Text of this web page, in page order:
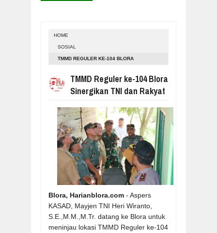
HOME
SOSIAL
TMMD REGULER KE-104 BLORA
TMMD Reguler ke-104 Blora
Sinergikan TNI dan Rakyat
Blora, Harianblora.com - Aspers
KASAD, Mayjen TNI Heri Wiranto,
S.E.,M.M.,M.Tr. datang ke Blora untuk
meninjau lokasi TMMD Reguler ke-104